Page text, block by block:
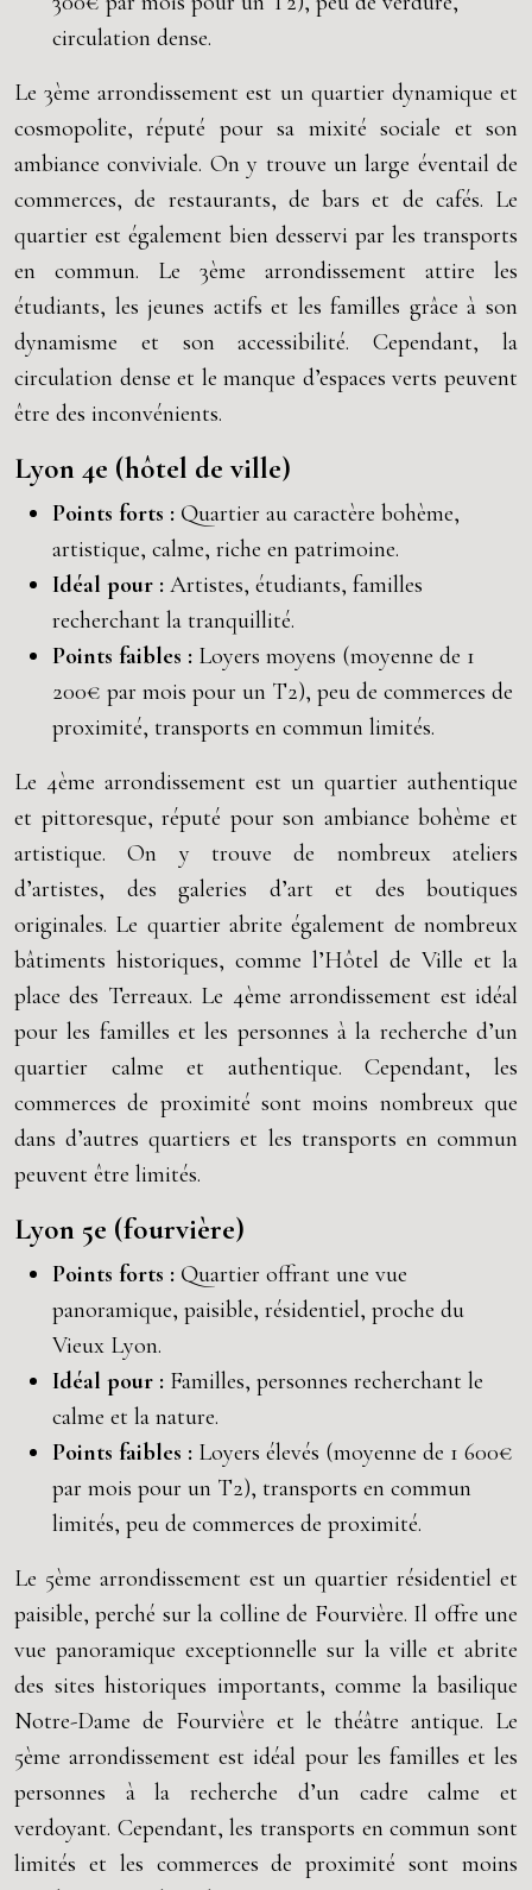
circulation dense.
Le 3ème arrondissement est un quartier dynamique et
cosmopolite, réputé pour sa mixité sociale et son
ambiance conviviale. On y trouve un large éventail de
commerces, de restaurants, de bars et de cafés. Le
quartier est également bien desservi par les transports
en commun. Le 3ème arrondissement attire les
étudiants, les jeunes actifs et les familles grâce à son
dynamisme et son accessibilité. Cependant, la
circulation dense et le manque d’espaces verts peuvent
être des inconvénients.
Lyon 4e (hôtel de ville)
Points forts : Quartier au caractère bohème,
artistique, calme, riche en patrimoine.
Idéal pour : Artistes, étudiants, familles
recherchant la tranquillité.
Points faibles : Loyers moyens (moyenne de 1
200€ par mois pour un T2), peu de commerces de
proximité, transports en commun limités.
Le 4ème arrondissement est un quartier authentique
et pittoresque, réputé pour son ambiance bohème et
artistique. On y trouve de nombreux ateliers
d’artistes, des galeries d’art et des boutiques
originales. Le quartier abrite également de nombreux
bâtiments historiques, comme l’Hôtel de Ville et la
place des Terreaux. Le 4ème arrondissement est idéal
pour les familles et les personnes à la recherche d’un
quartier calme et authentique. Cependant, les
commerces de proximité sont moins nombreux que
dans d’autres quartiers et les transports en commun
peuvent être limités.
Lyon 5e (fourvière)
Points forts : Quartier offrant une vue
panoramique, paisible, résidentiel, proche du
Vieux Lyon.
Idéal pour : Familles, personnes recherchant le
calme et la nature.
Points faibles : Loyers élevés (moyenne de 1 600€
par mois pour un T2), transports en commun
limités, peu de commerces de proximité.
Le 5ème arrondissement est un quartier résidentiel et
paisible, perché sur la colline de Fourvière. Il offre une
vue panoramique exceptionnelle sur la ville et abrite
des sites historiques importants, comme la basilique
Notre-Dame de Fourvière et le théâtre antique. Le
5ème arrondissement est idéal pour les familles et les
personnes à la recherche d’un cadre calme et
verdoyant. Cependant, les transports en commun sont
limités et les commerces de proximité sont moins